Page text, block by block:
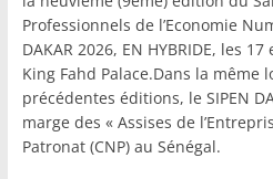
Professionnels de l’Economie
DAKAR 2026, EN HYBRIDE, les
King Fahd Palace.Dans la même
précédentes éditions, le SIPEN
marge des « Assises de
Patronat (CNP) au Sénégal.